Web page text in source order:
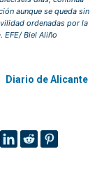
aunque se queda sin
ordenadas por la
EFE/ Biel Aliño
Diario de Alicante